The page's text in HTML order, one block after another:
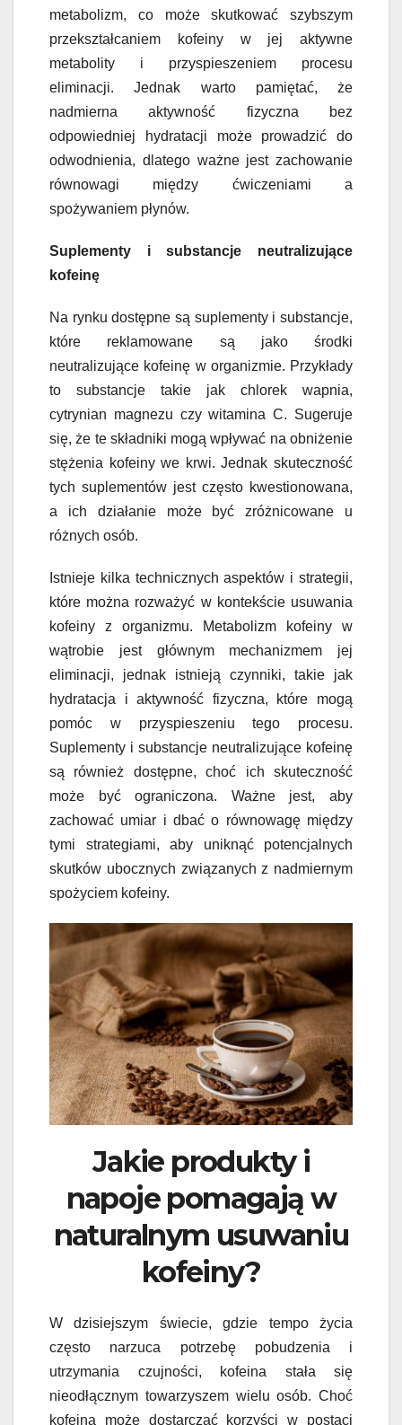
metabolizm, co może skutkować szybszym
przekształcaniem kofeiny w jej aktywne
metabolity i przyspieszeniem procesu
eliminacji. Jednak warto pamiętać, że
nadmierna aktywność fizyczna bez
odpowiedniej hydratacji może prowadzić do
odwodnienia, dlatego ważne jest zachowanie
równowagi między ćwiczeniami a
spożywaniem płynów.
Suplementy i substancje neutralizujące
kofeinę
Na rynku dostępne są suplementy i substancje,
które reklamowane są jako środki
neutralizujące kofeinę w organizmie. Przykłady
to substancje takie jak chlorek wapnia,
cytrynian magnezu czy witamina C. Sugeruje
się, że te składniki mogą wpływać na obniżenie
stężenia kofeiny we krwi. Jednak skuteczność
tych suplementów jest często kwestionowana,
a ich działanie może być zróżnicowane u
różnych osób.
Istnieje kilka technicznych aspektów i strategii,
które można rozważyć w kontekście usuwania
kofeiny z organizmu. Metabolizm kofeiny w
wątrobie jest głównym mechanizmem jej
eliminacji, jednak istnieją czynniki, takie jak
hydratacja i aktywność fizyczna, które mogą
pomóc w przyspieszeniu tego procesu.
Suplementy i substancje neutralizujące kofeinę
są również dostępne, choć ich skuteczność
może być ograniczona. Ważne jest, aby
zachować umiar i dbać o równowagę między
tymi strategiami, aby uniknąć potencjalnych
skutków ubocznych związanych z nadmiernym
spożyciem kofeiny.
Jakie produkty i
napoje pomagają w
naturalnym usuwaniu
kofeiny?
W dzisiejszym świecie, gdzie tempo życia
często narzuca potrzebę pobudzenia i
utrzymania czujności, kofeina stała się
nieodłącznym towarzyszem wielu osób. Choć
kofeina może dostarczać korzyści w postaci